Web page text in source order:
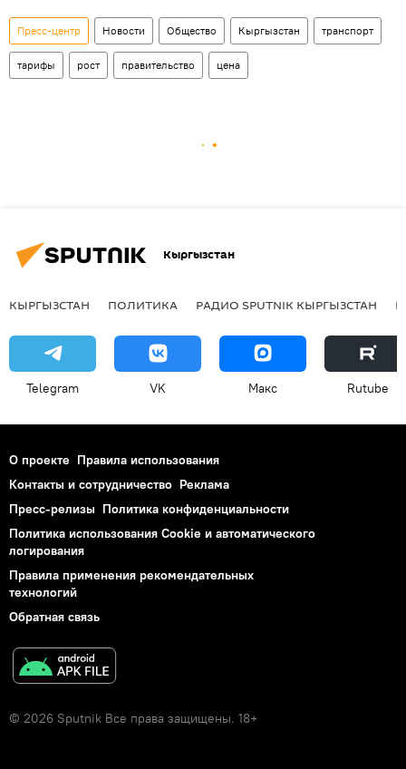
Пресс-центр Новости Общество Кыргызстан транспорт
тарифы рост правительство цена
Кыргызстан
КЫРГЫЗСТАН ПОЛИТИКА РАДИО SPUTNIK КЫРГЫЗСТАН
Telegram VK Макс Rutube
О проекте Правила использования
Контакты и сотрудничество Реклама
Пресс-релизы Политика конфиденциальности
Политика использования Cookie и автоматического
логирования
Правила применения рекомендательных
технологий
Обратная связь
© 2026 Sputnik Все права защищены. 18+